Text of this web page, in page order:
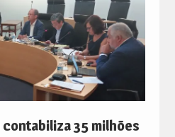
35 milhões